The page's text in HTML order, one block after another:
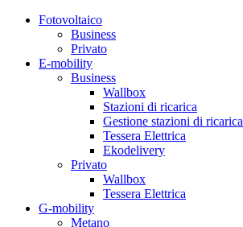
Fotovoltaico
Business
Privato
E-mobility
Business
Wallbox
Stazioni di ricarica
Gestione stazioni di ricarica
Tessera Elettrica
Ekodelivery
Privato
Wallbox
Tessera Elettrica
G-mobility
Metano